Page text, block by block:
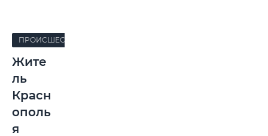
ПРОИСШЕСТВИЯ
Жите
ль
Красн
ополь
я